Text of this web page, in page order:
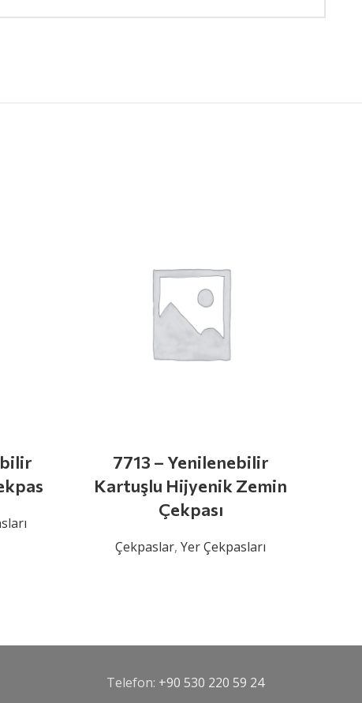
7713 – Yenilenebilir
Kartuşlu Hijyenik Zemin
Çekpası
Çekpaslar, Yer Çekpasları
Telefon: +90 530 220 59 24